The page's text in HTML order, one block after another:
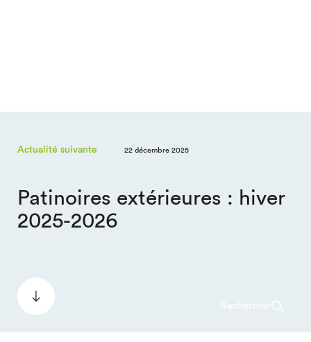
Rechercher
Actualité suivante 22 décembre 2025
Patinoires extérieures : hiver
2025-2026